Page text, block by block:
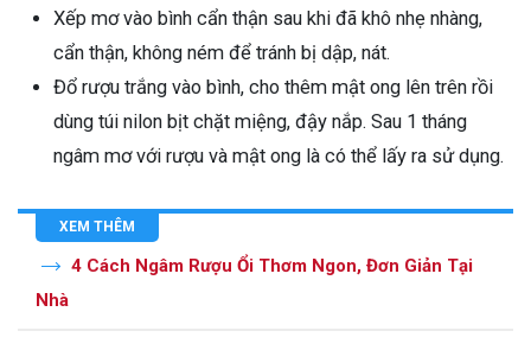
Xếp mơ vào bình cẩn thận sau khi đã khô nhẹ nhàng,
cẩn thận, không ném để tránh bị dập, nát.
Đổ rượu trắng vào bình, cho thêm mật ong lên trên rồi
dùng túi nilon bịt chặt miệng, đậy nắp. Sau 1 tháng
ngâm mơ với rượu và mật ong là có thể lấy ra sử dụng.
XEM THÊM
4 Cách Ngâm Rượu Ổi Thơm Ngon, Đơn Giản Tại
Nhà